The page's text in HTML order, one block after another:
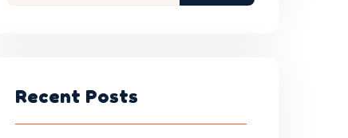
Recent Posts